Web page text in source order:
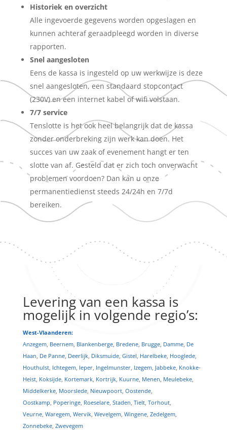
Historiek en overzicht
Alle ingevoerde gegevens worden opgeslagen en
kunnen achteraf geraadpleegd worden in diverse
rapporten.
Snel aangesloten
Eens de kassa is ingesteld op uw werkwijze is deze
snel aangesloten, een standaard stopcontact
(230V) en een internet kabel of wifi volstaan.
7/7 service
Tenslotte is het ook heel belangrijk dat de kassa
zonder onderbreking zijn werk kan doen. Het
succes van uw zaak of evenement hangt er ten
slotte van af. Gesteld dat er zich toch onverwacht
problemen voordoen? Dan kan u onze
permanentiedienst steeds 24/24h en 7/7d
bereiken.
Levering van een kassa is
mogelijk in volgende regio’s:
West-Vlaanderen:
Anzegem, Beernem, Blankenberge, Bredene, Brugge, Damme, De
Haan De Panne, Deerlijk, Diksmuide, Gistel Harelbeke, Hooglede,
Houthulst, Ichtegem, Ieper, Ingelmunster, Izegem, Jabbeke, Knokke-
Heist, Koksijde, Kortemark, Kortrijk, Kuurne, Menen Meulebeke,
Middelkerke, Moorslede, Nieuwpoort, Oostende,
Oostkamp Poperinge, Roeselare, Staden Tielt, Torhout,
Veurne, Waregem, Wervik, Wevelgem, Wingene, Zedelgem,
Zonnebeke, Zwevegem